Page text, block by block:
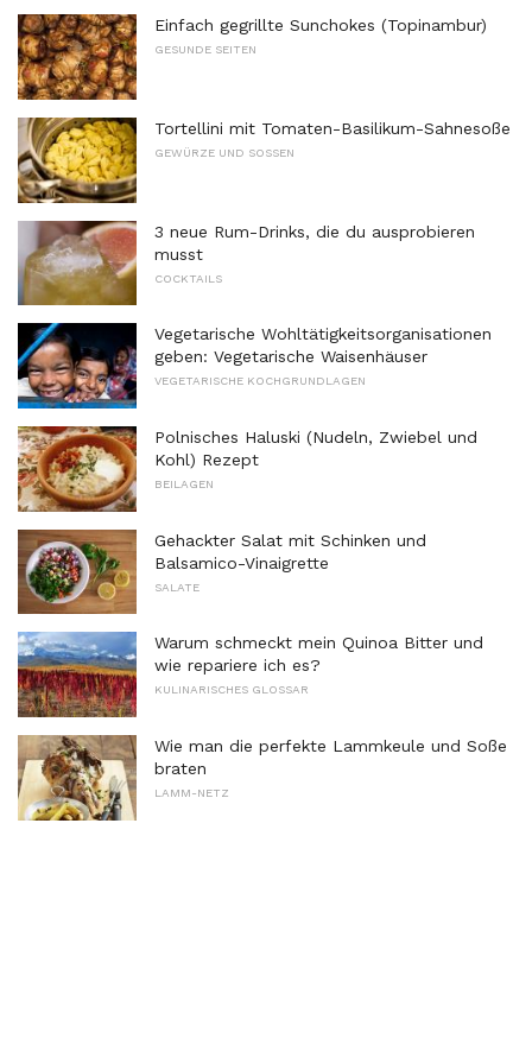
Einfach gegrillte Sunchokes (Topinambur)
GESUNDE SEITEN
Tortellini mit Tomaten-Basilikum-Sahnesoße
GEWÜRZE UND SOSSEN
3 neue Rum-Drinks, die du ausprobieren
musst
COCKTAILS
Vegetarische Wohltätigkeitsorganisationen
geben: Vegetarische Waisenhäuser
VEGETARISCHE KOCHGRUNDLAGEN
Polnisches Haluski (Nudeln, Zwiebel und
Kohl) Rezept
BEILAGEN
Gehackter Salat mit Schinken und
Balsamico-Vinaigrette
SALATE
Warum schmeckt mein Quinoa Bitter und
wie repariere ich es?
KULINARISCHES GLOSSAR
Wie man die perfekte Lammkeule und Soße
braten
LAMM-NETZ